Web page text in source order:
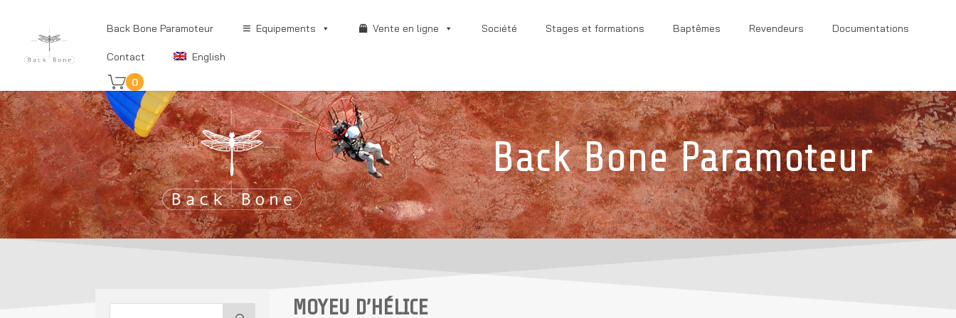
Back Bone Paramoteur Equipements Vente en ligne Société Stages et formations Baptêmes Revendeurs Documentations
Contact
English
0
Back Bone Paramoteur
MOYEU D’HÉLICE